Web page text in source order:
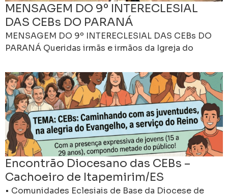
MENSAGEM DO 9º INTERECLESIAL
DAS CEBs DO PARANÁ
MENSAGEM DO 9º INTERECLESIAL DAS CEBs DO
PARANÁ Queridas irmãs e irmãos da Igreja do
Encontrão Diocesano das CEBs –
Cachoeiro de Itapemirim/ES
• Comunidades Eclesiais de Base da Diocese de